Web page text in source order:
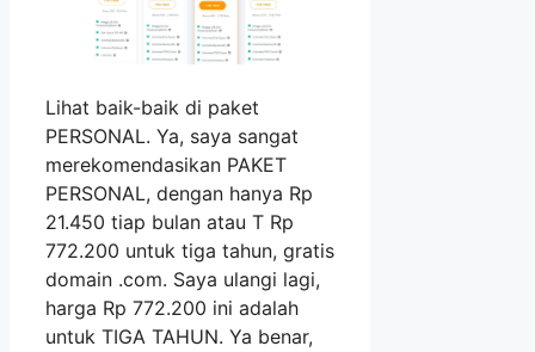
Lihat baik-baik di paket
PERSONAL. Ya, saya sangat
merekomendasikan PAKET
PERSONAL, dengan hanya Rp
21.450 tiap bulan atau T Rp
772.200 untuk tiga tahun, gratis
domain .com. Saya ulangi lagi,
harga Rp 772.200 ini adalah
untuk TIGA TAHUN. Ya benar,